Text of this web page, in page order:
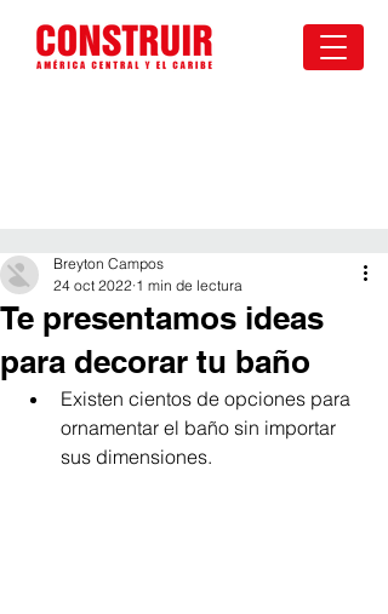
Te presentamos ideas
para decorar tu baño
Breyton Campos
24 oct 2022 1 min de lectura
Existen cientos de opciones para
ornamentar el baño sin importar
sus dimensiones.